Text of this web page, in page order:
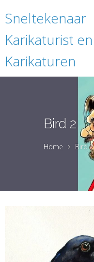
Sneltekenaar
Karikaturist en
Karikaturen
Bird 2
Home Bird 2